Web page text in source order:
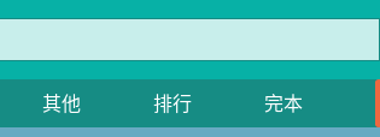
其他 排行 完本